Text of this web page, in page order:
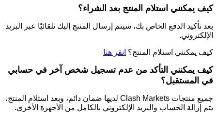
كيف يمكنني استلام المنتج بعد الشراء؟
بعد تأكيد الدفع الخاص بك، سيتم إرسال المنتج إليك تلقائيًا عبر البريد
الإلكتروني.
كيف يمكنني استلام المنتج؟ انقر هنا
كيف يمكنني التأكد من عدم تسجيل شخص آخر في حسابي
في المستقبل؟
جميع منتجات Clash Markets لديها ضمان دائم، وبعد استلام المنتج،
يتم إزالة الحساب والبريد الإلكتروني بالكامل من الأجهزة الأخرى.